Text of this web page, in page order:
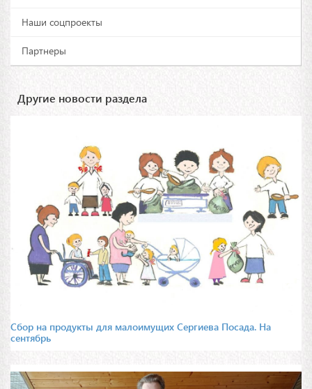
Наши соцпроекты
Партнеры
Другие новости раздела
Сбор на продукты для малоимущих Сергиева Посада. На
сентябрь